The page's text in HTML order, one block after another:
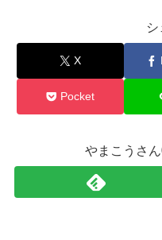
シ
X
Pocket
やまこうさ